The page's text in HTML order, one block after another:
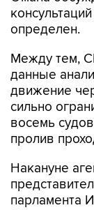
определен.
Между тем,
данные
движение
сильно
восемь
пролив
Накануне
парламента